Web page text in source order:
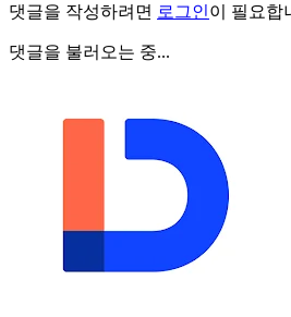
댓글을 작성하려면 로그인이 필요합
댓글을 불러오는 중...